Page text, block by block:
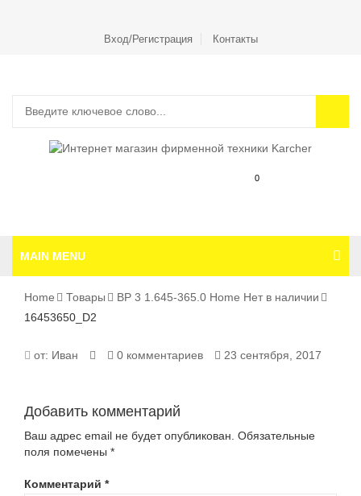
Вход/Регистрация Контакты
0
MAIN MENU
Home Товары
BP 3 1.645-365.0 Home Нет в наличии
16453650_D2
16453650_D2
от: Иван 0 комментариев 23 сентября, 2017
Добавить комментарий
Ваш адрес email не будет опубликован. Обязательные
поля помечены *
Комментарий *